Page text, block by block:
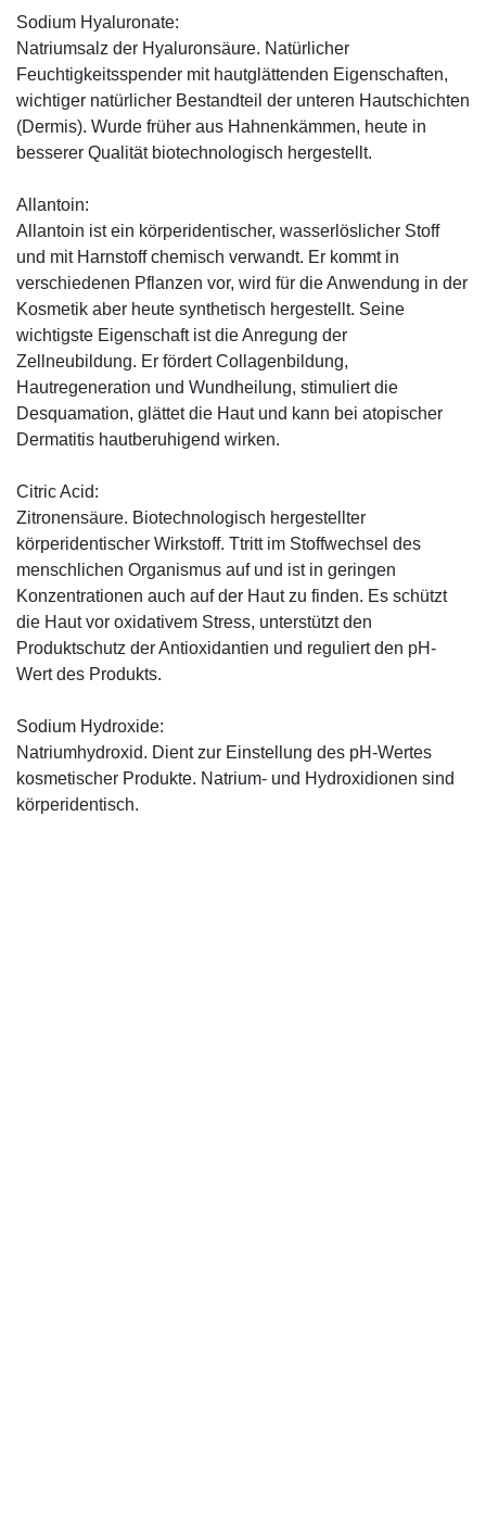
Sodium Hyaluronate:
Natriumsalz der Hyaluronsäure. Natürlicher
Feuchtigkeitsspender mit hautglättenden Eigenschaften,
wichtiger natürlicher Bestandteil der unteren Hautschichten
(Dermis). Wurde früher aus Hahnenkämmen, heute in
besserer Qualität biotechnologisch hergestellt.
Allantoin:
Allantoin ist ein körperidentischer, wasserlöslicher Stoff
und mit Harnstoff chemisch verwandt. Er kommt in
verschiedenen Pflanzen vor, wird für die Anwendung in der
Kosmetik aber heute synthetisch hergestellt. Seine
wichtigste Eigenschaft ist die Anregung der
Zellneubildung. Er fördert Collagenbildung,
Hautregeneration und Wundheilung, stimuliert die
Desquamation, glättet die Haut und kann bei atopischer
Dermatitis hautberuhigend wirken.
Citric Acid:
Zitronensäure. Biotechnologisch hergestellter
körperidentischer Wirkstoff. Ttritt im Stoffwechsel des
menschlichen Organismus auf und ist in geringen
Konzentrationen auch auf der Haut zu finden. Es schützt
die Haut vor oxidativem Stress, unterstützt den
Produktschutz der Antioxidantien und reguliert den pH-
Wert des Produkts.
Sodium Hydroxide:
Natriumhydroxid. Dient zur Einstellung des pH-Wertes
kosmetischer Produkte. Natrium- und Hydroxidionen sind
körperidentisch.